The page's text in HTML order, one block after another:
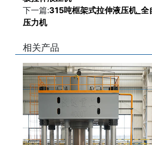
下一篇:315吨框架式拉伸液压机_全
压力机
相关产品